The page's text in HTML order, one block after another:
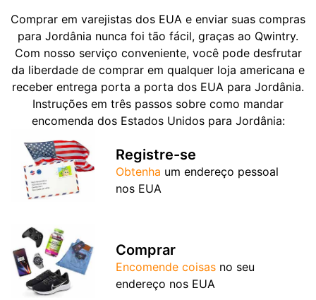
Comprar em varejistas dos EUA e enviar suas compras
para Jordânia nunca foi tão fácil, graças ao Qwintry.
Com nosso serviço conveniente, você pode desfrutar
da liberdade de comprar em qualquer loja americana e
receber entrega porta a porta dos EUA para Jordânia.
Instruções em três passos sobre como mandar
encomenda dos Estados Unidos para Jordânia:
Registre-se
Obtenha um endereço pessoal
nos EUA
Comprar
Encomende coisas no seu
endereço nos EUA